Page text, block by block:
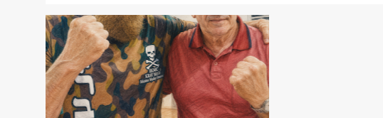
ENZO PERONDINI FILHO 1